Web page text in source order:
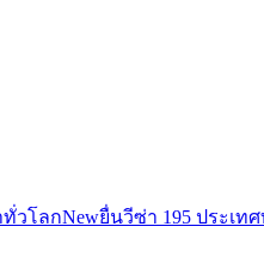
วโลกNewยื่นวีซ่า 195 ประเท